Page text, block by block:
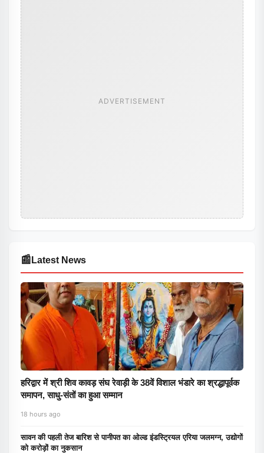
ADVERTISEMENT
📰 Latest News
हरिद्वार में श्री शिव कावड़ संघ रेवाड़ी के 38वें विशाल भंडारे का श्रद्धापूर्वक
समापन, साधु-संतों का हुआ सम्मान
18 hours ago
सावन की पहली तेज बारिश से पानीपत का ओल्ड इंडस्ट्रियल एरिया जलमग्न, उद्योगों
को करोड़ों का नुकसान